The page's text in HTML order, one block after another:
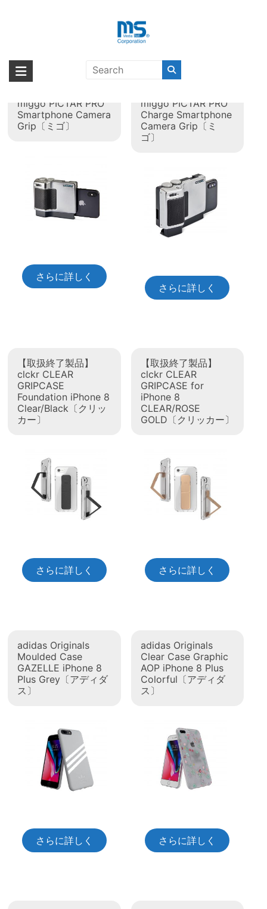
海外輸入ブランド商品｜株式会社
海外事業部が取り揃えている海外輸入商品には、日本では珍しい「海外ブ
ランド」をはじめ「ユニークな商品」「機能的な商品」「コストパフォー
タグ: iPhone 7 Plus
miggo PICTAR PRO
Smartphone Camera
Grip〔ミゴ〕
さらに詳しく
miggo PICTAR PRO
Charge Smartphone
Camera Grip〔ミ
ゴ〕
さらに詳しく
【取扱終了製品】
clckr CLEAR
GRIPCASE
Foundation iPhone 8
Clear/Black〔クリッ
カー〕
さらに詳しく
【取扱終了製品】
clckr CLEAR
GRIPCASE for
iPhone 8
CLEAR/ROSE
GOLD〔クリッカー〕
さらに詳しく
adidas Originals
Moulded Case
GAZELLE iPhone 8
Plus Grey〔アディダ
ス〕
さらに詳しく
adidas Originals
Clear Case Graphic
AOP iPhone 8 Plus
Colorful〔アディダ
ス〕
さらに詳しく